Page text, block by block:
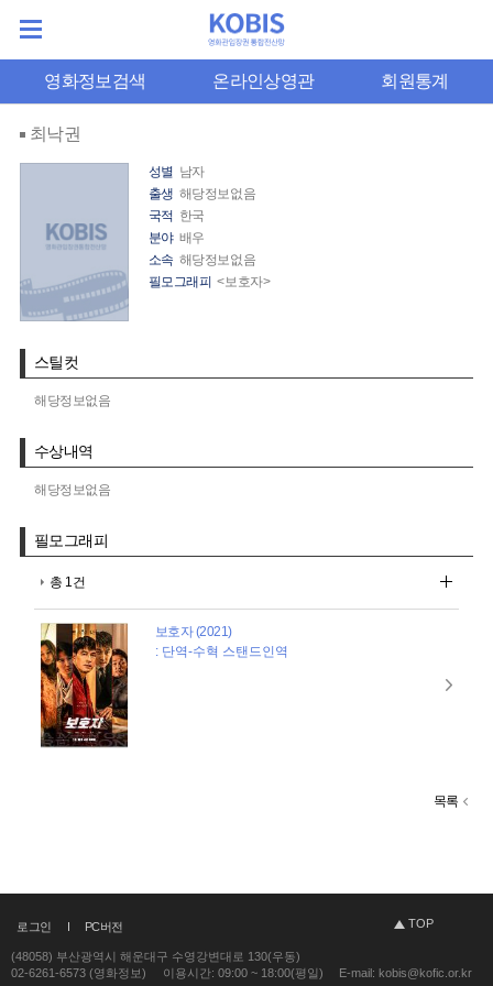
영화정보검색 온라인상영관 회원통계
최낙권
성별 남자
출생 해당정보없음
국적 한국
분야 배우
소속 해당정보없음
필모그래피 <보호자>
스틸컷
해당정보없음
수상내역
해당정보없음
필모그래피
총 1건
보호자 (2021)
: 단역-수혁 스탠드인역
목록
로그인 PC버전 TOP
(48058) 부산광역시 해운대구 수영강변대로 130(우동)
02-6261-6573 (영화정보)
이용시간: 09:00 ~ 18:00(평일) E-mail: kobis@kofic.or.kr